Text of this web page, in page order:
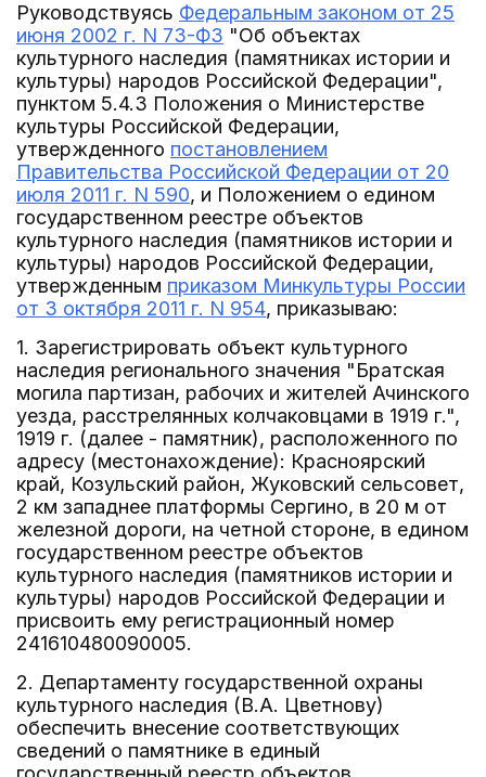
Руководствуясь Федеральным законом от 25
июня 2002 г. N 73-ФЗ "Об объектах
культурного наследия (памятниках истории и
культуры) народов Российской Федерации",
пунктом 5.4.3 Положения о Министерстве
культуры Российской Федерации,
утвержденного постановлением
Правительства Российской Федерации от 20
июля 2011 г. N 590, и Положением о едином
государственном реестре объектов
культурного наследия (памятников истории и
культуры) народов Российской Федерации,
утвержденным приказом Минкультуры России
от 3 октября 2011 г. N 954, приказываю:
1. Зарегистрировать объект культурного
наследия регионального значения "Братская
могила партизан, рабочих и жителей Ачинского
уезда, расстрелянных колчаковцами в 1919 г.",
1919 г. (далее - памятник), расположенного по
адресу (местонахождение): Красноярский
край, Козульский район, Жуковский сельсовет,
2 км западнее платформы Сергино, в 20 м от
железной дороги, на четной стороне, в едином
государственном реестре объектов
культурного наследия (памятников истории и
культуры) народов Российской Федерации и
присвоить ему регистрационный номер
241610480090005.
2. Департаменту государственной охраны
культурного наследия (В.А. Цветнову)
обеспечить внесение соответствующих
сведений о памятнике в единый